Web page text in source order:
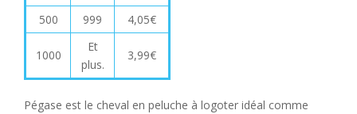
500
999 4,05€
1000
Et
plus.
3,99€
Pégase est le cheval en peluche à logoter idéal comme